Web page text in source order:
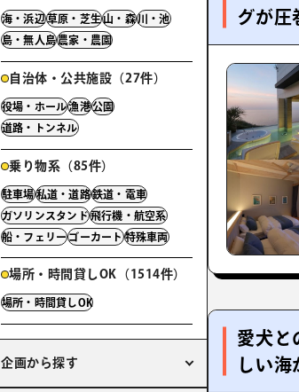
グが圧
愛犬と
しい
海・浜辺草原・芝生山・森川・池
島・無人島農家・農園
自治体・公共施設（27件）
役場・ホール漁港公園
道路・トンネル
乗り物系（85件）
駐車場私道・道路鉄道・電車
ガソリンスタンド飛行機・航空系
船・フェリーゴーカート特殊車両
場所・時間貸しOK（1514件）
場所・時間貸しOK
企画から探す